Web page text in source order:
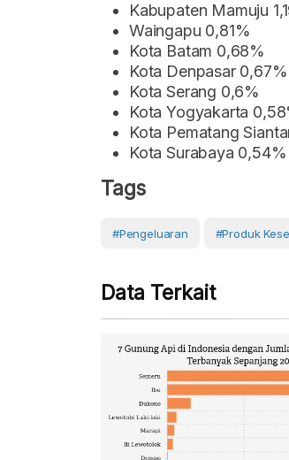
Kabupaten Mamuju
Waingapu 0,81%
Kota Batam 0,68%
Kota Denpasar 0,67%
Kota Serang 0,6%
Kota Yogyakarta
Kota Pematang
Kota Surabaya 0,54%
Tags
#pengeluaran #produk
Data Terkait